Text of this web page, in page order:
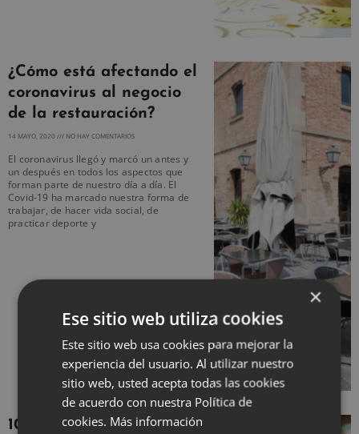
¿Cómo está afectando el
coronavirus al negocio
de la restauración?
14 MAYO, 2020 NO HAY COMENTARIOS
El coronavirus llegó y marcó un antes y
un después en todos los aspectos que
forman parte de nuestro día a día. El
Covid-19 ha marcado nuestra forma de
trabajar, de hacer vida social, de
practicar deporte y
10 consejos para
×
Ese sitio web utiliza cookies
Este sitio web usa cookies para mejorar la
experiencia del usuario. Al utilizar nuestro
sitio web, usted acepta todas las cookies
de acuerdo con nuestra Política de
cookies. Más información